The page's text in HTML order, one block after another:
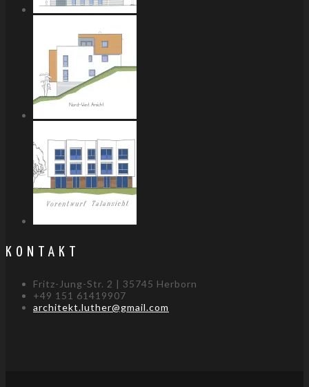
KONTAKT
Fritz-Jung-Str. 2 | 35745 Herborn
+49 151 61419907
architekt.luther@gmail.com